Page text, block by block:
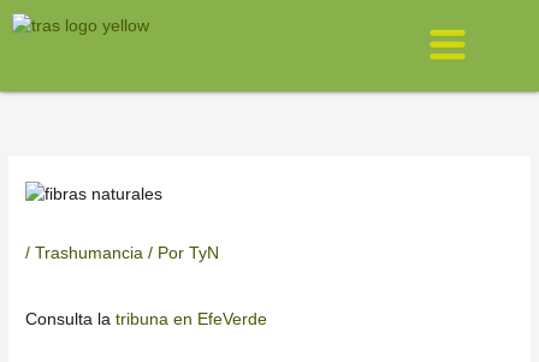
/Trashumancia / PorTyN
Consulta latribuna en EfeVerde